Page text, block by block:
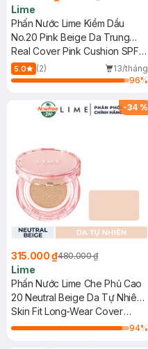
Lime
Phấn Nước Lime Kiềm Dầu
No.20 Pink Beige Da Trung
Bình 20g
Real Cover Pink Cushion SPF
50+/PA+++
5.0 (2)
13/tháng
96%
-34 %
315.000 ₫480.000 ₫
Lime
Phấn Nước Lime Che Phủ Cao
20 Neutral Beige Da Tự Nhiên
15g
Skin Fit Long-Wear Cover
Cushion SPF 50+ PA++++ 94%